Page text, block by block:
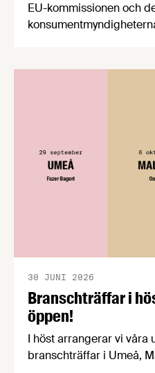
EU-kommissionen och
Branschträffar i
öppen!
30 JUNI 2026
I höst arrangerar vi våra
branschträffar i Umeå,